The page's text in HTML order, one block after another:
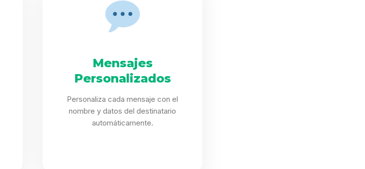
Mensajes
Personalizados
Personaliza cada mensaje con el
nombre y datos del destinatario
automáticamente.